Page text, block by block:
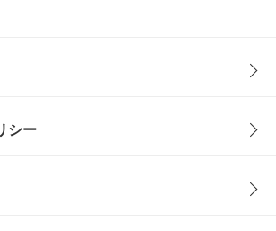
シー